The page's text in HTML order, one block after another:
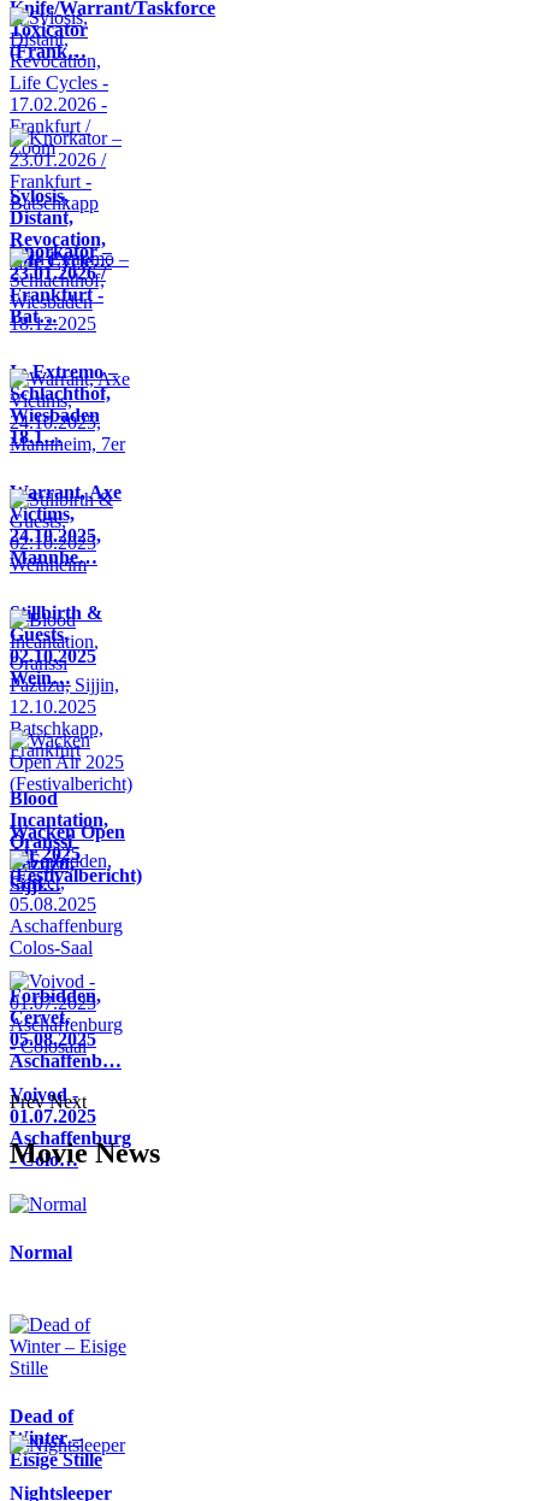
Knife/Warrant/Taskforce
Toxicator
(Frank…
Sylosis,
Distant,
Revocation,
Life Cycle…
Knorkator –
23.01.2026 /
Frankfurt -
Bat…
In Extremo –
Schlachthof,
Wiesbaden
18.1…
Warrant, Axe
Victims,
24.10.2025,
Mannhe…
Stillbirth &
Guests,
02.10.2025
Wein…
Blood
Incantation,
Oranssi
Pazuzu,
Sijji…
Wacken Open
Air 2025
(Festivalbericht)
Forbidden,
Cervet,
05.08.2025
Aschaffenb…
Voivod -
01.07.2025
Aschaffenburg
- Colo…
Prev Next
Movie News
Normal
Dead of
Winter –
Eisige Stille
Nightsleeper